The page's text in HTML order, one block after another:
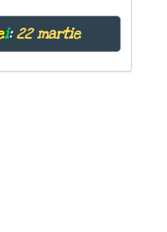
i: 22 martie